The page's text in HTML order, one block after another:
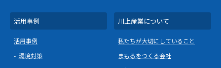
活用事例
活用事例
環境対策
川上産業について
私たちが大切にしていること
まもるをつくる会社